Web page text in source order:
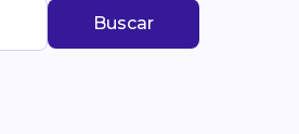
Buscar